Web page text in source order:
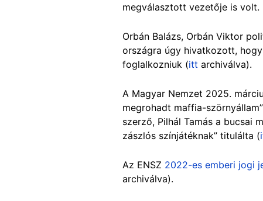
megválasztott vezetője is volt.
Orbán Balázs, Orbán Viktor
országra úgy hivatkozott, hogy
foglalkozniuk (itt archiválva).
A Magyar Nemzet 2025.
megrohadt maffia-
szerző, Pilhál Tamás a bucsai
zászlós színjátéknak” titulálta (
Az ENSZ 2022-es emberi jogi
archiválva).